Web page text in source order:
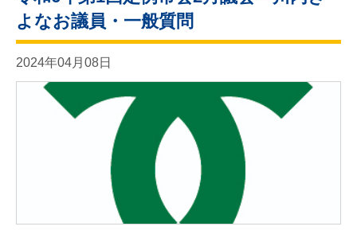
よなお議員・一般質問
2024年04月08日